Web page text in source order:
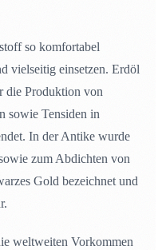
so komfortabel
vielseitig einsetzen. Erdöl
die Produktion von
sowie Tensiden in
In der Antike wurde
zum Abdichten von
Gold bezeichnet und
weltweiten Vorkommen